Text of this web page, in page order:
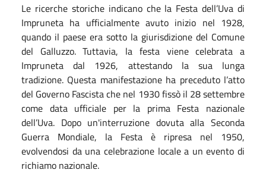
Le ricerche storiche indicano che la Festa dell’Uva di
Impruneta ha ufficialmente avuto inizio nel 1928,
quando il paese era sotto la giurisdizione del Comune
del Galluzzo. Tuttavia, la festa viene celebrata a
Impruneta dal 1926, attestando la sua lunga
tradizione. Questa manifestazione ha preceduto l’atto
del Governo Fascista che nel 1930 fissò il 28 settembre
come data ufficiale per la prima Festa nazionale
dell’Uva. Dopo un'interruzione dovuta alla Seconda
Guerra Mondiale, la Festa è ripresa nel 1950,
evolvendosi da una celebrazione locale a un evento di
richiamo nazionale.